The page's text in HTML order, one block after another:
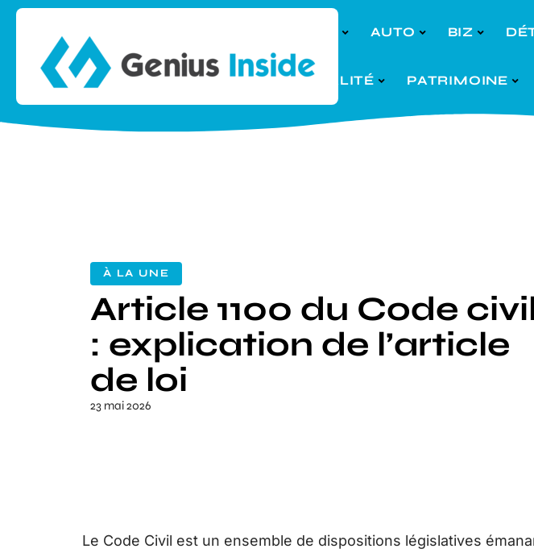
AUTO BIZ
PARENTALITÉ PATRIMOINE
À LA UNE
Article 1100 du Code
: explication de l’article
de loi
23 mai 2026
Le Code Civil est un ensemble de dispositions législatives